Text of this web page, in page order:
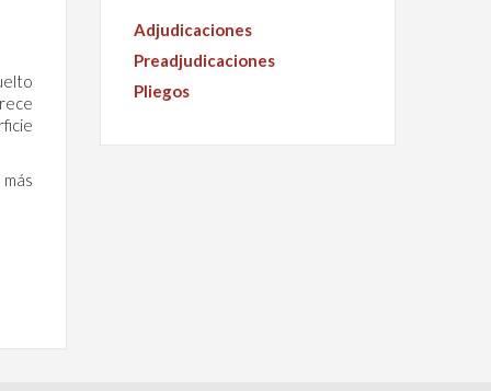
Adjudicaciones
Preadjudicaciones
Pliegos